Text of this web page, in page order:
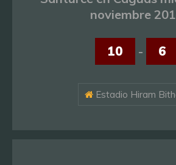
noviembre
10 - 6
Estadio Hiram